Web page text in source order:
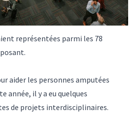
représentées parmi les 78
aider les personnes amputées
année, il y a eu quelques
de projets interdisciplinaires.